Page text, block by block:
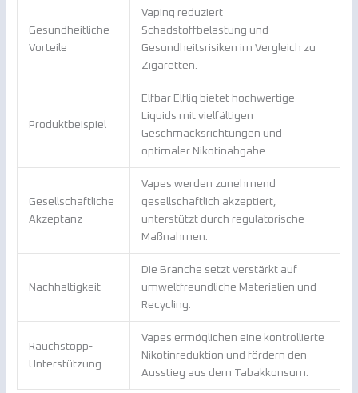
Gesundheitliche
Vorteile
Vaping reduziert
Schadstoffbelastung und
Gesundheitsrisiken im Vergleich zu
Zigaretten.
Produktbeispiel
Elfbar Elfliq bietet hochwertige
Liquids mit vielfältigen
Geschmacksrichtungen und
optimaler Nikotinabgabe.
Gesellschaftliche
Akzeptanz
Vapes werden zunehmend
gesellschaftlich akzeptiert,
unterstützt durch regulatorische
Maßnahmen.
Nachhaltigkeit
Die Branche setzt verstärkt auf
umweltfreundliche Materialien und
Recycling.
Rauchstopp-
Unterstützung
Vapes ermöglichen eine kontrollierte
Nikotinreduktion und fördern den
Ausstieg aus dem Tabakkonsum.